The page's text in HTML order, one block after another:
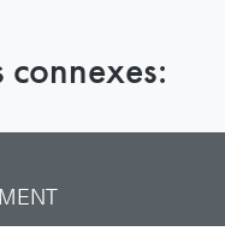
connexes: